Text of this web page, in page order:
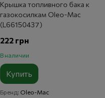
Крышка топливного бака к
газокосилкам Oleo-Mac
(L66150437)
222 грн
В наличии
Купить
Бренд Oleo-Mac